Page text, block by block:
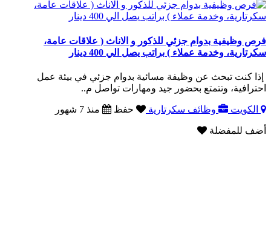
فرص وظيفية بدوام جزئي للذكور و الاناث ( علاقات عامة،
سكرتارية، وخدمة عملاء ) براتب يصل الي 400 دينار
إذا كنت تبحث عن وظيفة مسائية بدوام جزئي في بيئة عمل
احترافية، وتتمتع بحضور جيد ومهارات تواصل م..
الكويت وظائف سكرتارية حفظ منذ 7 شهور
أضف للمفضلة